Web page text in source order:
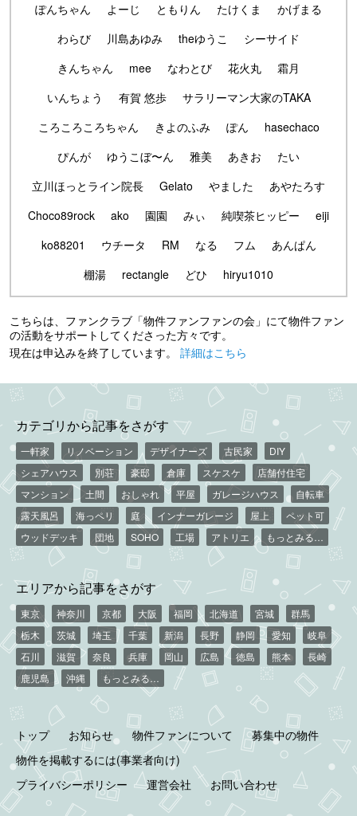
ぽんちゃん
よーじ ともりん たけくま
かげまる
わらび
川島あゆみ theゆうこ
シーサイド
きんちゃん
mee なわとび 花火丸
霜月
いんちょう
有賀 悠歩
サラリーマン大家のTAKA
ころころころちゃん
きよのふみ ぽん
hasechaco
ぴんが
ゆうこぼ〜ん 雅美 あきお
たい
立川ほっとライン院長
Gelato やました
あやたろす
Choco89rock
ako 園園 みぃ 純喫茶ヒッピー
eiji
ko88201
ウチータ RM なる フム
あんぱん
棚湯
rectangle どひ hiryu1010
こちらは、ファンクラブ「物件ファンファンの会」にて物件ファン
の活動をサポートしてくださった方々です。
現在は申込みを終了しています。 詳細はこちら
カテゴリから記事をさがす
一軒家 リノベーション デザイナーズ 古民家
DIY
シェアハウス
別荘 豪邸 倉庫 スケスケ
店舗付住宅
マンション
土間 おしゃれ 平屋 ガレージハウス
自転車
露天風呂
海っペリ 庭 インナーガレージ 屋上
ペット可
ウッドデッキ
団地 SOHO 工場 アトリエ もっとみる…
エリアから記事をさがす
東京 神奈川 京都 大阪 福岡 北海道 宮城
群馬
栃木
茨城 埼玉 千葉 新潟 長野 静岡 愛知
岐阜
石川
滋賀 奈良 兵庫 岡山 広島 徳島 熊本
長崎
鹿児島
沖縄 もっとみる…
トップ お知らせ 物件ファンについて
募集中の物件
物件を掲載するには(事業者向け)
プライバシーポリシー
運営会社 お問い合わせ